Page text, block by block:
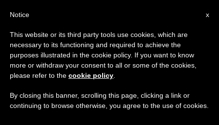
ETIQUETA
Posts Tagged
‘religiosas De La
Divina Providencia’
×
Aviso importante
Del 27 de julio al 7 de agosto haremos la pausa
anual, aprovechando que en el periodo de verano
se generan menos informaciones y también el
x
Notice
This website or its third party tools use cookies, which are
necessary to its functioning and required to achieve the
purposes illustrated in the cookie policy. If you want to know
more or withdraw your consent to all or some of the cookies,
please refer to the cookie policy
By closing this banner, scrolling this page, clicking a link or
continuing to browse otherwise, you agree to the use of cookies.